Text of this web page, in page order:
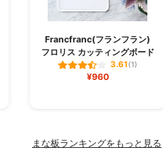
Francfranc(フランフラン)
フロリス カッティングボード
3.61(1)
¥960
まな板ランキングをもっと見る